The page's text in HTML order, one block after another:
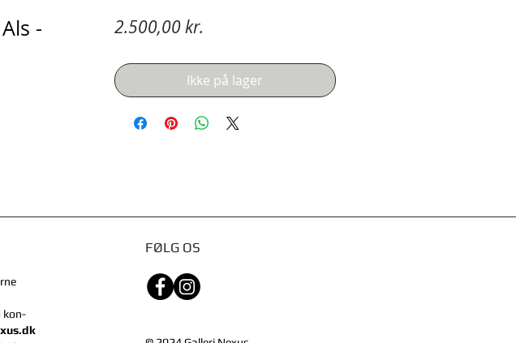
-
2.500,00 kr.
Ikke på lager
FØLG OS
kon-